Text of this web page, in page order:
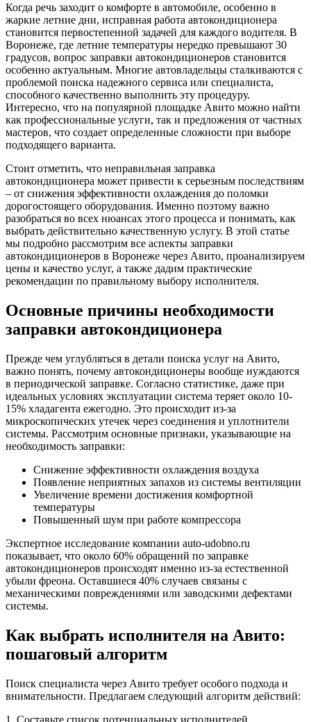
Когда речь заходит о комфорте в автомобиле, особенно в
жаркие летние дни, исправная работа автокондиционера
становится первостепенной задачей для каждого водителя. В
Воронеже, где летние температуры нередко превышают 30
градусов, вопрос заправки автокондиционеров становится
особенно актуальным. Многие автовладельцы сталкиваются с
проблемой поиска надежного сервиса или специалиста,
способного качественно выполнить эту процедуру.
Интересно, что на популярной площадке Авито можно найти
как профессиональные услуги, так и предложения от частных
мастеров, что создает определенные сложности при выборе
подходящего варианта.
Стоит отметить, что неправильная заправка
автокондиционера может привести к серьезным последствиям
– от снижения эффективности охлаждения до поломки
дорогостоящего оборудования. Именно поэтому важно
разобраться во всех нюансах этого процесса и понимать, как
выбрать действительно качественную услугу. В этой статье
мы подробно рассмотрим все аспекты заправки
автокондиционеров в Воронеже через Авито, проанализируем
цены и качество услуг, а также дадим практические
рекомендации по правильному выбору исполнителя.
Основные причины необходимости
заправки автокондиционера
Прежде чем углубляться в детали поиска услуг на Авито,
важно понять, почему автокондиционеры вообще нуждаются
в периодической заправке. Согласно статистике, даже при
идеальных условиях эксплуатации система теряет около 10-
15% хладагента ежегодно. Это происходит из-за
микроскопических утечек через соединения и уплотнители
системы. Рассмотрим основные признаки, указывающие на
необходимость заправки:
Снижение эффективности охлаждения воздуха
Появление неприятных запахов из системы вентиляции
Увеличение времени достижения комфортной
температуры
Повышенный шум при работе компрессора
Экспертное исследование компании auto-udobno.ru
показывает, что около 60% обращений по заправке
автокондиционеров происходят именно из-за естественной
убыли фреона. Оставшиеся 40% случаев связаны с
механическими повреждениями или заводскими дефектами
системы.
Как выбрать исполнителя на Авито:
пошаговый алгоритм
Поиск специалиста через Авито требует особого подхода и
внимательности. Предлагаем следующий алгоритм действий:
1. Составьте список потенциальных исполнителей